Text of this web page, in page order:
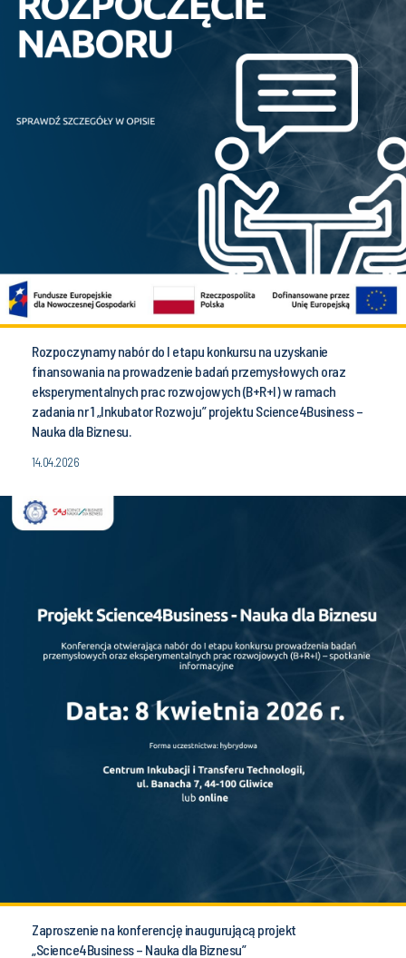
Rozpoczynamy nabór do I etapu konkursu na uzyskanie
finansowania na prowadzenie badań przemysłowych oraz
eksperymentalnych prac rozwojowych (B+R+I) w ramach
zadania nr 1 „Inkubator Rozwoju” projektu Science4Business –
Nauka dla Biznesu.
14.04.2026
Zaproszenie na konferencję inaugurującą projekt
„Science4Business – Nauka dla Biznesu”